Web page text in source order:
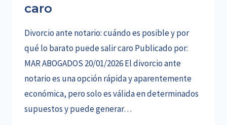
caro
Divorcio ante notario: cuándo es posible y por
qué lo barato puede salir caro Publicado por:
MAR ABOGADOS 20/01/2026 El divorcio ante
notario es una opción rápida y aparentemente
económica, pero solo es válida en determinados
supuestos y puede generar…